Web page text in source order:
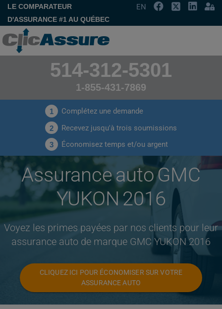
LE COMPARATEUR
D'ASSURANCE #1 AU QUÉBEC
EN
514-312-5301
1-855-431-7869
1 Complétez une demande
2 Recevez jusqu'à trois soumissions
3 Économisez temps et/ou argent
Assurance auto GMC
YUKON 2016
Voyez les primes payées par nos clients pour leur
assurance auto de marque GMC YUKON 2016
CLIQUEZ ICI POUR ÉCONOMISER SUR VOTRE
ASSURANCE AUTO